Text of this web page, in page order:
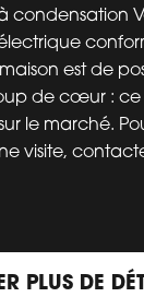
condensation
est de
de cœur : ce
le marché.
visite,
PLUS DE